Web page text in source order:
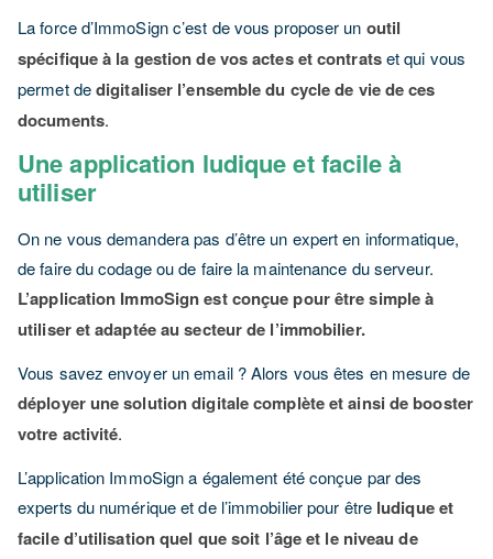
La force d’ImmoSign c’est de vous proposer un outil
spécifique à la gestion de vos actes et contratset qui vous
permet dedigitaliser l’ensemble du cycle de vie de ces
documents.
Une application ludique et facile à
utiliser
On ne vous demandera pas d’être un expert en informatique,
de faire du codage ou de faire la maintenance du serveur.
L’application ImmoSign est conçue pour être simple à
utiliser et adaptée au secteur de l’immobilier.
Vous savez envoyer un email ? Alors vous êtes en mesure de
déployer une solution digitale complète et ainsi de booster
votre activité.
L’application ImmoSign a également été conçue par des
experts du numérique et de l’immobilier pour être ludique et
facile d’utilisation quel que soit l’âge et le niveau de